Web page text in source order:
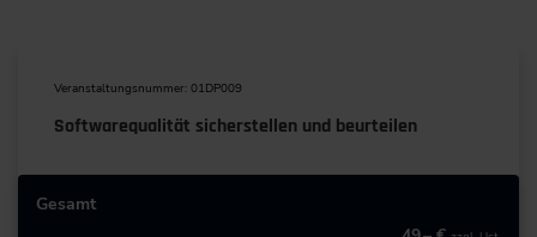
Veranstaltungsnummer: 01DP009
Softwarequalität sicherstellen und beurteilen
Gesamt